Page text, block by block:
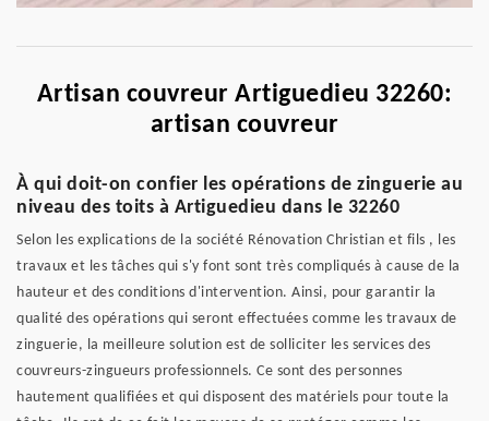
Artisan couvreur Artiguedieu 32260:
artisan couvreur
À qui doit-on confier les opérations de zinguerie au
niveau des toits à Artiguedieu dans le 32260
Selon les explications de la société Rénovation Christian et fils , les
travaux et les tâches qui s'y font sont très compliqués à cause de la
hauteur et des conditions d'intervention. Ainsi, pour garantir la
qualité des opérations qui seront effectuées comme les travaux de
zinguerie, la meilleure solution est de solliciter les services des
couvreurs-zingueurs professionnels. Ce sont des personnes
hautement qualifiées et qui disposent des matériels pour toute la